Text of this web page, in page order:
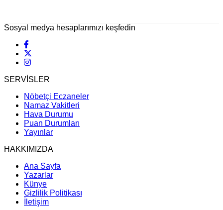
Sosyal medya hesaplarımızı keşfedin
SERVİSLER
Nöbetçi Eczaneler
Namaz Vakitleri
Hava Durumu
Puan Durumları
Yayınlar
HAKKIMIZDA
Ana Sayfa
Yazarlar
Künye
Gizlilik Politikası
İletişim